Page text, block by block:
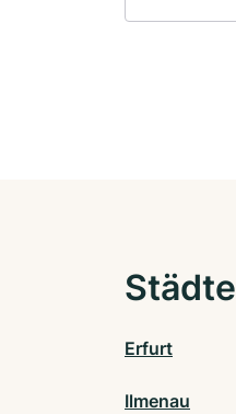
Erfurt
Ilmenau